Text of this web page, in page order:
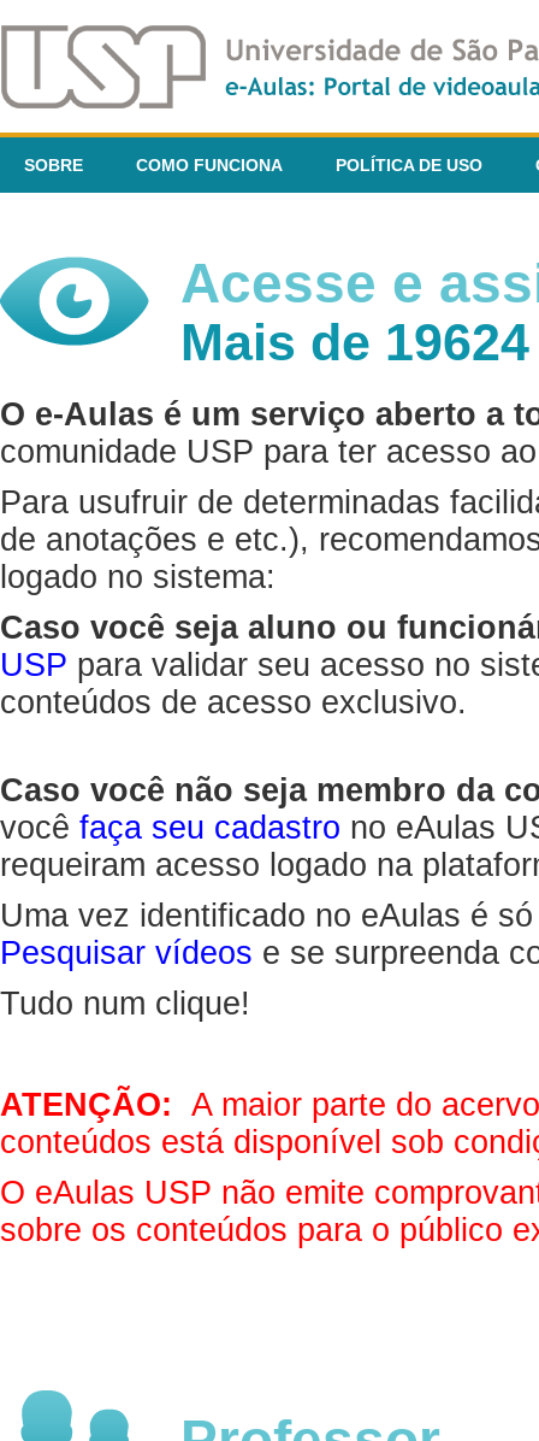
SOBRE COMO FUNCIONA POLÍTICA DE USO
Acesse e
Mais de
O e-Aulas é um serviço aberto a
comunidade USP para ter acesso
Para usufruir de determinadas
de anotações e etc.),
logado no sistema:
Caso você seja aluno ou
USP para validar seu acesso no
conteúdos de acesso exclusivo.
Caso você não seja membro da
você faça seu cadastro no eAulas
requeiram acesso logado na
Uma vez identificado no eAulas é
Pesquisar vídeos e se surpreenda
Tudo num clique!
ATENÇÃO: A maior parte do
conteúdos está disponível sob
O eAulas USP não emite
sobre os conteúdos para o público